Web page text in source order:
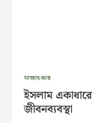
সাক্ষাৎকার
ইসলাম
জীবনব্যবস্থা